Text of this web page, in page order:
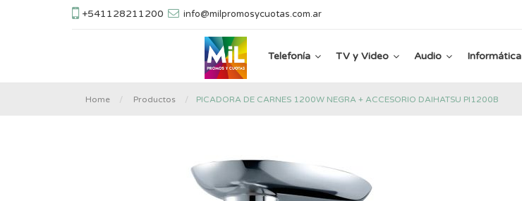
+541128211200 info@milpromosycuotas.com.ar
Telefonía TV y Video Audio Informática
Home Productos PICADORA DE CARNES 1200W NEGRA + ACCESORIO DAIHATSU PI1200B